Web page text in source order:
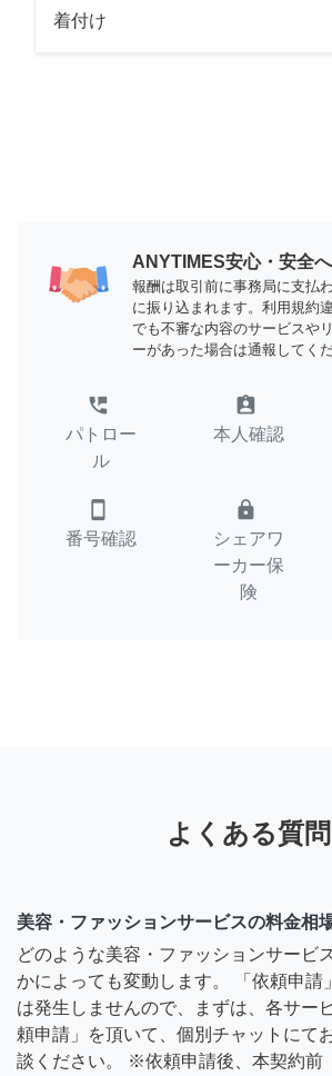
着付け
ANYTIMES安心・安全
報酬は取引前に事務局に支払
に振り込まれます。利用規約
でも不審な内容のサービスや
ーがあった場合は通報してくだ
perm_phone_msg
パトロー
ル
assignment_ind
本人確認
smartphone
番号確認
lock
シェアワ
ーカー保
険
よくある質問
美容・ファッションサービスの料金相
どのような美容・ファッションサービ
かによっても変動します。 「依頼申請
は発生しませんので、まずは、各サー
頼申請」を頂いて、個別チャットにて
談ください。 ※依頼申請後、本契約前